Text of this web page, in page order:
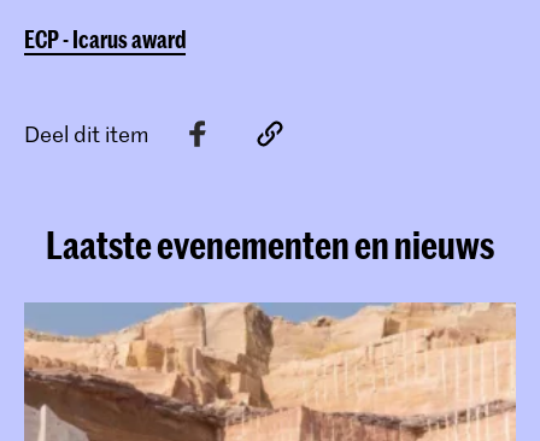
ECP - Icarus award
Deel dit item
Laatste evenementen en nieuws